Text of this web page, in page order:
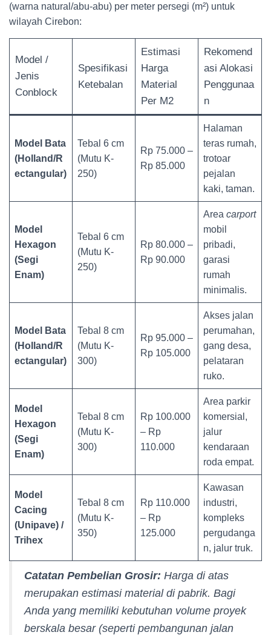
(warna natural/abu-abu) per meter persegi (m²) untuk
wilayah Cirebon:
Model /
Jenis
Conblock
Spesifikasi
Ketebalan
Estimasi
Harga
Material
Per M2
Rekomend
asi Alokasi
Penggunaa
n
Model Bata
(Holland/R
ectangular)
Tebal 6 cm
(Mutu K-
250)
Rp 75.000 –
Rp 85.000
Halaman
teras rumah,
trotoar
pejalan
kaki, taman.
Model
Hexagon
(Segi
Enam)
Tebal 6 cm
(Mutu K-
250)
Rp 80.000 –
Rp 90.000
Area carport
mobil
pribadi,
garasi
rumah
minimalis.
Model Bata
(Holland/R
ectangular)
Tebal 8 cm
(Mutu K-
300)
Rp 95.000 –
Rp 105.000
Akses jalan
perumahan,
gang desa,
pelataran
ruko.
Model
Hexagon
(Segi
Enam)
Tebal 8 cm
(Mutu K-
300)
Rp 100.000
– Rp
110.000
Area parkir
komersial,
jalur
kendaraan
roda empat.
Model
Cacing
(Unipave) /
Trihex
Tebal 8 cm
(Mutu K-
350)
Rp 110.000
– Rp
125.000
Kawasan
industri,
kompleks
pergudanga
n, jalur truk.
Catatan Pembelian Grosir: Harga di atas
merupakan estimasi material di pabrik. Bagi
Anda yang memiliki kebutuhan volume proyek
berskala besar (seperti pembangunan jalan